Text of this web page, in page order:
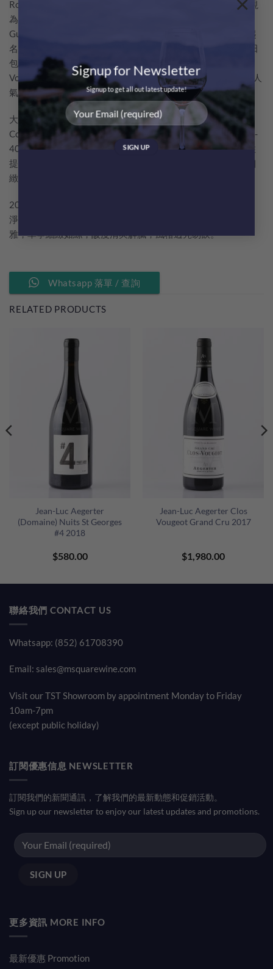
Signup for Newsletter
Signup to get all out latest update!
Romanée村既釀酒王朝，經Louis → Jean Gros兩代經營，被視
為僅次於DRC既超明星家族。現任莊主Bernard Gros從叔叔
Gustave、姑姑Colette兄妹手上接過產業，呢個都係大金杯起
名「Frère et Soeur」（兄妹酒莊）既原因。酒莊擁有頂級名田
包括Richebourg、Echezeaux、Grands Echezeaux 同Clos
Vougeot等，酒品風格濃郁飽滿，有唔少忠實擁躉追住黎飲，人
氣爆燈！
大金杯呢塊HCDN既田位於Nuits-St-Georges境內既
Comblanchien同Corboin一帶，東西坡向，黏質砂壤，藤齡25-
40年，密度4,800株/公頃，平均海拔約395m。 涼爽氣候鎖住
提子既鮮活酸度同純淨果香，避開低坡過熟問題，風格清新細
緻。
2024年份係一個涼爽清雅既年份，提子酸度突出、果香更乾
淨；香氣以草莓、覆盆子為核心，礦石感明顯；口感輕盈優
雅，單寧細緻如絲，酸度清爽解膩，風格透亮易飲。
Whatsapp 落單 / 查詢
RELATED PRODUCTS
Jean-Luc Aegerter
(Domaine) Nuits St Georges
#4 2018
$580.00
Jean-Luc Aegerter Clos
Vougeot Grand Cru 2017
$1,980.00
聯絡我們 CONTACT US
Whatsapp: (852) 61708390
Email: sales@msquarewine.com
Visit our TST Showroom by appointment Monday to Friday
10am-7pm
(except public holiday)
訂閱優惠信息 NEWSLETTER
訂閱我們的新聞通訊，了解我們的最新動態和促銷活動。
Sign up our newsletter to enjoy our latest updates and promotions.
更多資訊 MORE INFO
最新優惠 Promotion